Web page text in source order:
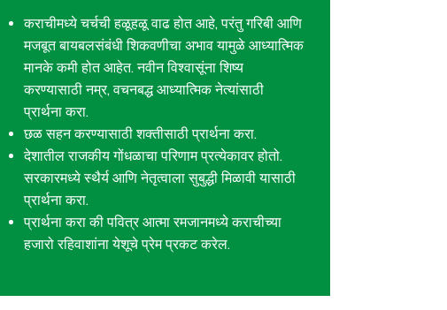
कराचीमध्ये चर्चची हळूहळू वाढ होत आहे, परंतु गरिबी आणि
मजबूत बायबलसंबंधी शिकवणीचा अभाव यामुळे आध्यात्मिक
मानके कमी होत आहेत. नवीन विश्वासूंना शिष्य
करण्यासाठी नम्र, वचनबद्ध आध्यात्मिक नेत्यांसाठी
प्रार्थना करा.
छळ सहन करण्यासाठी शक्तीसाठी प्रार्थना करा.
देशातील राजकीय गोंधळाचा परिणाम प्रत्येकावर होतो.
सरकारमध्ये स्थैर्य आणि नेतृत्वाला सुबुद्धी मिळावी यासाठी
प्रार्थना करा.
प्रार्थना करा की पवित्र आत्मा रमजानमध्ये कराचीच्या
हजारो रहिवाशांना येशूचे प्रेम प्रकट करेल.